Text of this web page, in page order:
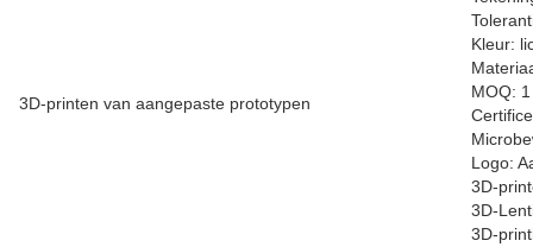
3D-printen van aangepaste prototypen
Kleur:
MOQ:
Logo:
3D-
3D-
3D-